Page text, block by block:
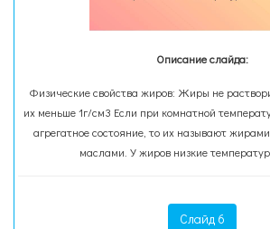
Описание слайда:
Физические свойства жиров: Жиры не
их меньше 1г/см3 Если при комнатной
агрегатное состояние, то их называют
маслами. У жиров низкие
Слайд 6